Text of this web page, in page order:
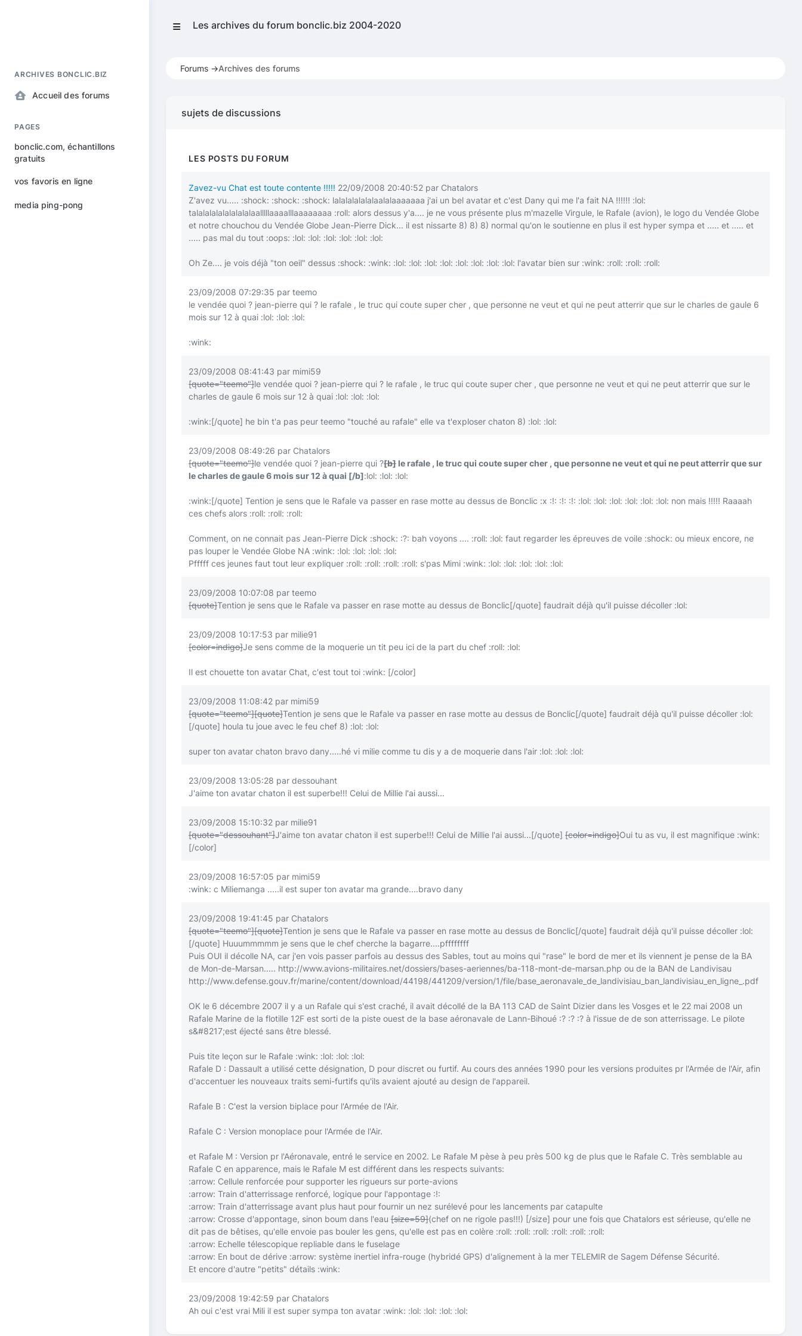
ARCHIVES BONCLIC.BIZ
Accueil des forums
PAGES
bonclic.com, échantillons
gratuits
vos favoris en ligne
media ping-pong
Les archives du forum bonclic.biz 2004-2020
Forums ->Archives des forums
sujets de discussions
LES POSTS DU FORUM
Zavez-vu Chat est toute contente !!!!! 22/09/2008 20:40:52 par Chatalors
Z'avez vu..... :shock: :shock: :shock: lalalalalalalaalalaaaaaaa j'ai un bel avatar et c'est Dany qui me l'a fait NA !!!!!! :lol:
talalalalalalalalalaalllllaaaalllaaaaaaaa :roll: alors dessus y'a.... je ne vous présente plus m'mazelle Virgule, le Rafale (avion), le logo du Vendée Globe
et notre chouchou du Vendée Globe Jean-Pierre Dick... il est nissarte 8) 8) 8) normal qu'on le soutienne en plus il est hyper sympa et ..... et ..... et
..... pas mal du tout :oops: :lol: :lol: :lol: :lol: :lol: :lol:
Oh Ze.... je vois déjà "ton oeil" dessus :shock: :wink: :lol: :lol: :lol: :lol: :lol: :lol: :lol: :lol: l'avatar bien sur :wink: :roll: :roll: :roll:
23/09/2008 07:29:35 par teemo
le vendée quoi ? jean-pierre qui ? le rafale , le truc qui coute super cher , que personne ne veut et qui ne peut atterrir que sur le charles de gaule 6
mois sur 12 à quai :lol: :lol: :lol:
:wink:
23/09/2008 08:41:43 par mimi59
[quote="teemo"]le vendée quoi ? jean-pierre qui ? le rafale , le truc qui coute super cher , que personne ne veut et qui ne peut atterrir que sur le
charles de gaule 6 mois sur 12 à quai :lol: :lol: :lol:
:wink:[/quote] he bin t'a pas peur teemo "touché au rafale" elle va t'exploser chaton 8) :lol: :lol:
23/09/2008 08:49:26 par Chatalors
[quote="teemo"]le vendée quoi ? jean-pierre qui ?[b] le rafale , le truc qui coute super cher , que personne ne veut et qui ne peut atterrir que sur
le charles de gaule 6 mois sur 12 à quai [/b]:lol: :lol: :lol:
:wink:[/quote] Tention je sens que le Rafale va passer en rase motte au dessus de Bonclic :x :!: :!: :!: :lol: :lol: :lol: :lol: :lol: :lol: non mais !!!!! Raaaah
ces chefs alors :roll: :roll: :roll:
Comment, on ne connait pas Jean-Pierre Dick :shock: :?: bah voyons .... :roll: :lol: faut regarder les épreuves de voile :shock: ou mieux encore, ne
pas louper le Vendée Globe NA :wink: :lol: :lol: :lol: :lol:
Pfffff ces jeunes faut tout leur expliquer :roll: :roll: :roll: :roll: s'pas Mimi :wink: :lol: :lol: :lol: :lol: :lol:
23/09/2008 10:07:08 par teemo
[quote]Tention je sens que le Rafale va passer en rase motte au dessus de Bonclic[/quote] faudrait déjà qu'il puisse décoller :lol:
23/09/2008 10:17:53 par milie91
[color=indigo]Je sens comme de la moquerie un tit peu ici de la part du chef :roll: :lol:
Il est chouette ton avatar Chat, c'est tout toi :wink: [/color]
23/09/2008 11:08:42 par mimi59
[quote="teemo"][quote]Tention je sens que le Rafale va passer en rase motte au dessus de Bonclic[/quote] faudrait déjà qu'il puisse décoller :lol:
[/quote] houla tu joue avec le feu chef 8) :lol: :lol:
super ton avatar chaton bravo dany.....hé vi milie comme tu dis y a de moquerie dans l'air :lol: :lol: :lol:
23/09/2008 13:05:28 par dessouhant
J'aime ton avatar chaton il est superbe!!! Celui de Millie l'ai aussi...
23/09/2008 15:10:32 par milie91
[quote="dessouhant"]J'aime ton avatar chaton il est superbe!!! Celui de Millie l'ai aussi...[/quote] [color=indigo]Oui tu as vu, il est magnifique :wink:
[/color]
23/09/2008 16:57:05 par mimi59
:wink: c Miliemanga .....il est super ton avatar ma grande....bravo dany
23/09/2008 19:41:45 par Chatalors
[quote="teemo"][quote]Tention je sens que le Rafale va passer en rase motte au dessus de Bonclic[/quote] faudrait déjà qu'il puisse décoller :lol:
[/quote] Huuummmmm je sens que le chef cherche la bagarre....pffffffff
Puis OUI il décolle NA, car j'en vois passer parfois au dessus des Sables, tout au moins qui "rase" le bord de mer et ils viennent je pense de la BA
de Mon-de-Marsan..... http://www.avions-militaires.net/dossiers/bases-aeriennes/ba-118-mont-de-marsan.php ou de la BAN de Landivisau
http://www.defense.gouv.fr/marine/content/download/44198/441209/version/1/file/base_aeronavale_de_landivisiau_ban_landivisiau_en_ligne_.pdf
OK le 6 décembre 2007 il y a un Rafale qui s'est craché, il avait décollé de la BA 113 CAD de Saint Dizier dans les Vosges et le 22 mai 2008 un
Rafale Marine de la flotille 12F est sorti de la piste ouest de la base aéronavale de Lann-Bihoué :? :? :? à l'issue de de son atterrissage. Le pilote
s&#8217;est éjecté sans être blessé.
Puis tite leçon sur le Rafale :wink: :lol: :lol: :lol:
Rafale D : Dassault a utilisé cette désignation, D pour discret ou furtif. Au cours des années 1990 pour les versions produites pr l'Armée de l'Air, afin
d'accentuer les nouveaux traits semi-furtifs qu'ils avaient ajouté au design de l'appareil.
Rafale B : C'est la version biplace pour l'Armée de l'Air.
Rafale C : Version monoplace pour l'Armée de l'Air.
et Rafale M : Version pr l'Aéronavale, entré le service en 2002. Le Rafale M pèse à peu près 500 kg de plus que le Rafale C. Très semblable au
Rafale C en apparence, mais le Rafale M est différent dans les respects suivants:
:arrow: Cellule renforcée pour supporter les rigueurs sur porte-avions
:arrow: Train d'atterrissage renforcé, logique pour l'appontage :!:
:arrow: Train d'atterrissage avant plus haut pour fournir un nez surélevé pour les lancements par catapulte
:arrow: Crosse d'appontage, sinon boum dans l'eau [size=59](chef on ne rigole pas!!!) [/size] pour une fois que Chatalors est sérieuse, qu'elle ne
dit pas de bêtises, qu'elle envoie pas bouler les gens, qu'elle est pas en colère :roll: :roll: :roll: :roll: :roll: :roll:
:arrow: Echelle télescopique repliable dans le fuselage
:arrow: En bout de dérive :arrow: système inertiel infra-rouge (hybridé GPS) d'alignement à la mer TELEMIR de Sagem Défense Sécurité.
Et encore d'autre "petits" détails :wink:
23/09/2008 19:42:59 par Chatalors
Ah oui c'est vrai Mili il est super sympa ton avatar :wink: :lol: :lol: :lol: :lol: